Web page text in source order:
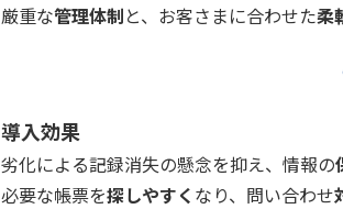
厳重な管理体制と、お客さまに合わせた柔
導入効果
劣化による記録消失の懸念を抑え、情報の
必要な帳票を探しやすく なり、問い合わせ